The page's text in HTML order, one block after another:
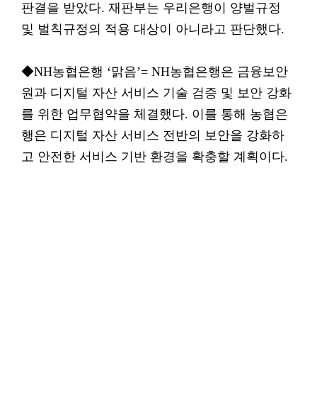
판결을 받았다. 재판부는 우리은행이 양벌규정
및 벌칙규정의 적용 대상이 아니라고 판단했다.
◆NH농협은행 ‘맑음’= NH농협은행은 금융보안
원과 디지털 자산 서비스 기술 검증 및 보안 강화
를 위한 업무협약을 체결했다. 이를 통해 농협은
행은 디지털 자산 서비스 전반의 보안을 강화하
고 안전한 서비스 기반 환경을 확충할 계획이다.